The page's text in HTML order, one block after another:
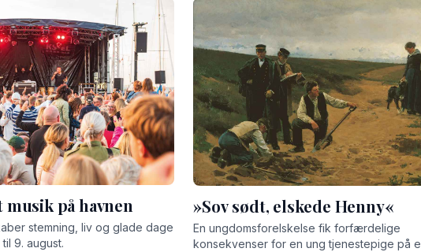
musik på havnen
stemning, liv og glade dage
9. august.
»Sov sødt, elskede Henny«
En ungdomsforelskelse fik forfærdelige
konsekvenser for en ung tjenestepige på